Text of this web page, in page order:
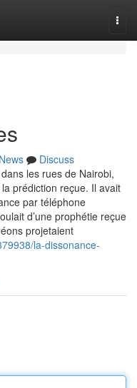
News
Discuss
les rues de Nairobi,
prédiction reçue. Il avait
par téléphone
d’une prophétie reçue
projetaient
la-dissonance-